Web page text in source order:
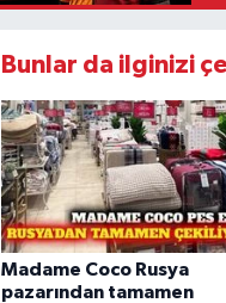
Bunlar da ilginizi
Madame Coco Rusya
pazarından tamamen